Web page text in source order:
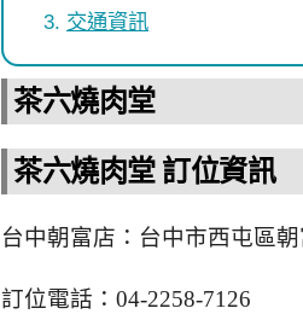
交通資訊
茶六燒肉堂
茶六燒肉堂 訂位資訊
台中朝富店：台中市西屯區
訂位電話：04-2258-7126